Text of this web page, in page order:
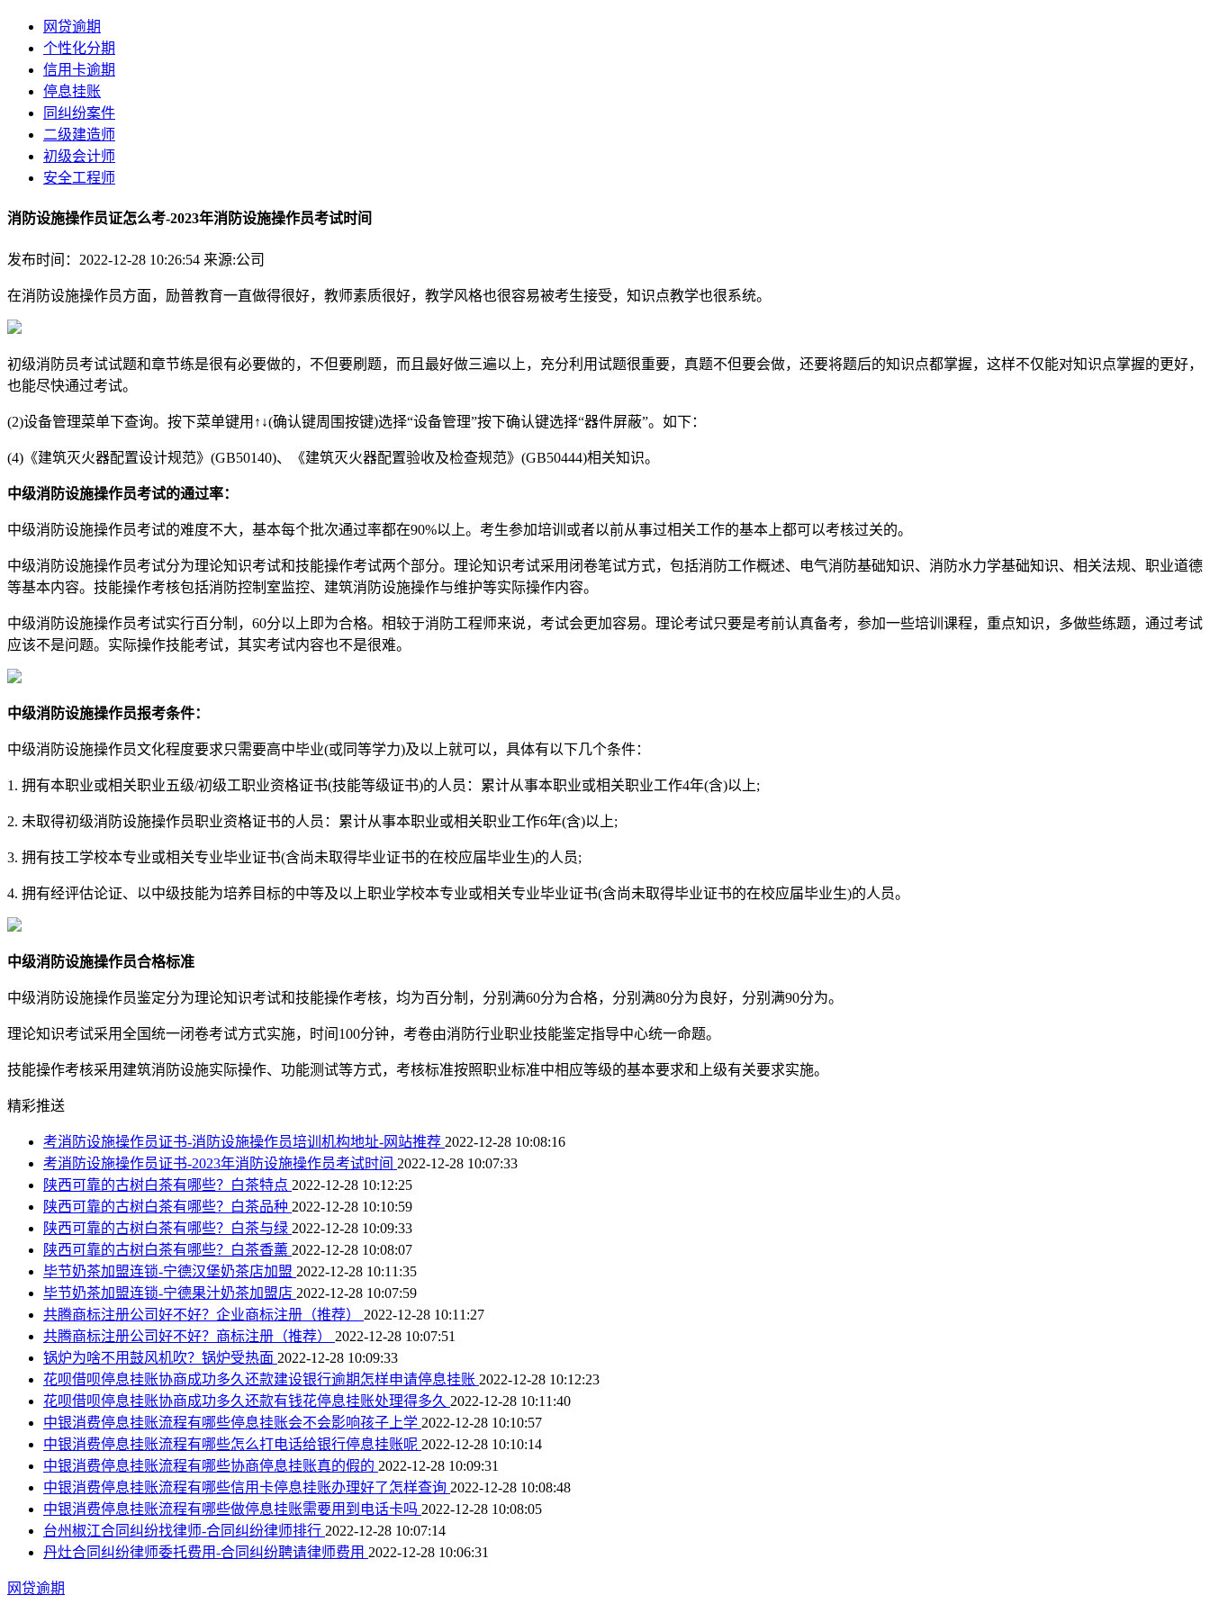
网贷逾期
个性化分期
信用卡逾期
停息挂账
同纠纷案件
二级建造师
初级会计师
安全工程师
消防设施操作员证怎么考-2023年消防设施操作员考试时间
发布时间：2022-12-28 10:26:54 来源:公司
在消防设施操作员方面，励普教育一直做得很好，教师素质很好，教学风格也很容易被考生接受，知识点教学也很系统。
初级消防员考试试题和章节练是很有必要做的，不但要刷题，而且最好做三遍以上，充分利用试题很重要，真题不但要会做，还要将题后的知识点都掌握，这样不仅能对知识点掌握的更好，
也能尽快通过考试。
(2)设备管理菜单下查询。按下菜单键用↑↓(确认键周围按键)选择“设备管理”按下确认键选择“器件屏蔽”。如下：
(4)《建筑灭火器配置设计规范》(GB50140)、《建筑灭火器配置验收及检查规范》(GB50444)相关知识。
中级消防设施操作员考试的通过率：
中级消防设施操作员考试的难度不大，基本每个批次通过率都在90%以上。考生参加培训或者以前从事过相关工作的基本上都可以考核过关的。
中级消防设施操作员考试分为理论知识考试和技能操作考试两个部分。理论知识考试采用闭卷笔试方式，包括消防工作概述、电气消防基础知识、消防水力学基础知识、相关法规、职业道德
等基本内容。技能操作考核包括消防控制室监控、建筑消防设施操作与维护等实际操作内容。
中级消防设施操作员考试实行百分制，60分以上即为合格。相较于消防工程师来说，考试会更加容易。理论考试只要是考前认真备考，参加一些培训课程，重点知识，多做些练题，通过考试
应该不是问题。实际操作技能考试，其实考试内容也不是很难。
中级消防设施操作员报考条件：
中级消防设施操作员文化程度要求只需要高中毕业(或同等学力)及以上就可以，具体有以下几个条件：
1. 拥有本职业或相关职业五级/初级工职业资格证书(技能等级证书)的人员：累计从事本职业或相关职业工作4年(含)以上;
2. 未取得初级消防设施操作员职业资格证书的人员：累计从事本职业或相关职业工作6年(含)以上;
3. 拥有技工学校本专业或相关专业毕业证书(含尚未取得毕业证书的在校应届毕业生)的人员;
4. 拥有经评估论证、以中级技能为培养目标的中等及以上职业学校本专业或相关专业毕业证书(含尚未取得毕业证书的在校应届毕业生)的人员。
中级消防设施操作员合格标准
中级消防设施操作员鉴定分为理论知识考试和技能操作考核，均为百分制，分别满60分为合格，分别满80分为良好，分别满90分为。
理论知识考试采用全国统一闭卷考试方式实施，时间100分钟，考卷由消防行业职业技能鉴定指导中心统一命题。
技能操作考核采用建筑消防设施实际操作、功能测试等方式，考核标准按照职业标准中相应等级的基本要求和上级有关要求实施。
精彩推送
考消防设施操作员证书-消防设施操作员培训机构地址-网站推荐 2022-12-28 10:08:16
考消防设施操作员证书-2023年消防设施操作员考试时间 2022-12-28 10:07:33
陕西可靠的古树白茶有哪些？白茶特点 2022-12-28 10:12:25
陕西可靠的古树白茶有哪些？白茶品种 2022-12-28 10:10:59
陕西可靠的古树白茶有哪些？白茶与绿 2022-12-28 10:09:33
陕西可靠的古树白茶有哪些？白茶香薰 2022-12-28 10:08:07
毕节奶茶加盟连锁-宁德汉堡奶茶店加盟 2022-12-28 10:11:35
毕节奶茶加盟连锁-宁德果汁奶茶加盟店 2022-12-28 10:07:59
共腾商标注册公司好不好？企业商标注册（推荐） 2022-12-28 10:11:27
共腾商标注册公司好不好？商标注册（推荐） 2022-12-28 10:07:51
锅炉为啥不用鼓风机吹？锅炉受热面 2022-12-28 10:09:33
花呗借呗停息挂账协商成功多久还款建设银行逾期怎样申请停息挂账 2022-12-28 10:12:23
花呗借呗停息挂账协商成功多久还款有钱花停息挂账处理得多久 2022-12-28 10:11:40
中银消费停息挂账流程有哪些停息挂账会不会影响孩子上学 2022-12-28 10:10:57
中银消费停息挂账流程有哪些怎么打电话给银行停息挂账呢 2022-12-28 10:10:14
中银消费停息挂账流程有哪些协商停息挂账真的假的 2022-12-28 10:09:31
中银消费停息挂账流程有哪些信用卡停息挂账办理好了怎样查询 2022-12-28 10:08:48
中银消费停息挂账流程有哪些做停息挂账需要用到电话卡吗 2022-12-28 10:08:05
台州椒江合同纠纷找律师-合同纠纷律师排行 2022-12-28 10:07:14
丹灶合同纠纷律师委托费用-合同纠纷聘请律师费用 2022-12-28 10:06:31
网贷逾期